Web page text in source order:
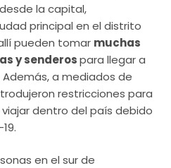
la capital,
principal en el distrito
pueden tomar muchas
y senderospara llegar a
a mediados de
restricciones para
dentro del país debido
en el sur de